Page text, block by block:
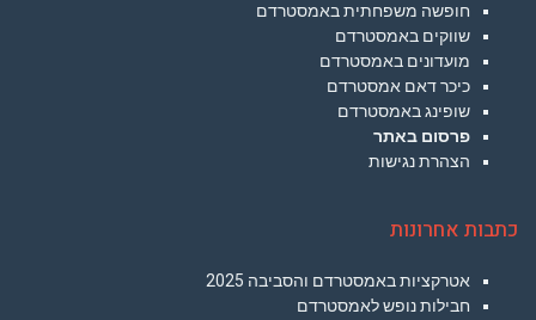
חופשה משפחתית באמסטרדם
שווקים באמסטרדם
מועדונים באמסטרדם
כיכר דאם אמסטרדם
שופינג באמסטרדם
פרסום באתר
הצהרת נגישות
כתבות אחרונות
אטרקציות באמסטרדם והסביבה 2025
חבילות נופש לאמסטרדם